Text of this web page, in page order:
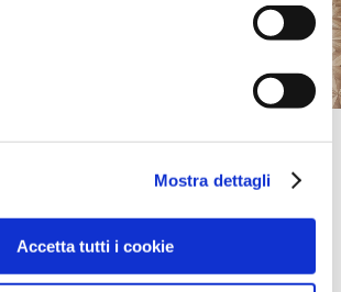
Mostra dettagli
Accetta tutti i cookie
Official Retailer
86 CALVERLEY ROAD,
Friday: 09:30 AM - 05:30 PM
take me here